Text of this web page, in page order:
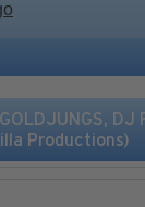
DJ
Productions)